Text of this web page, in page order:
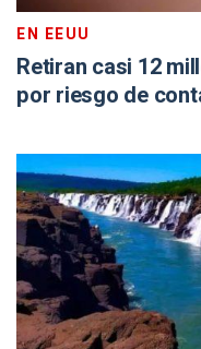
EN EEUU
Retiran casi 12
por riesgo de